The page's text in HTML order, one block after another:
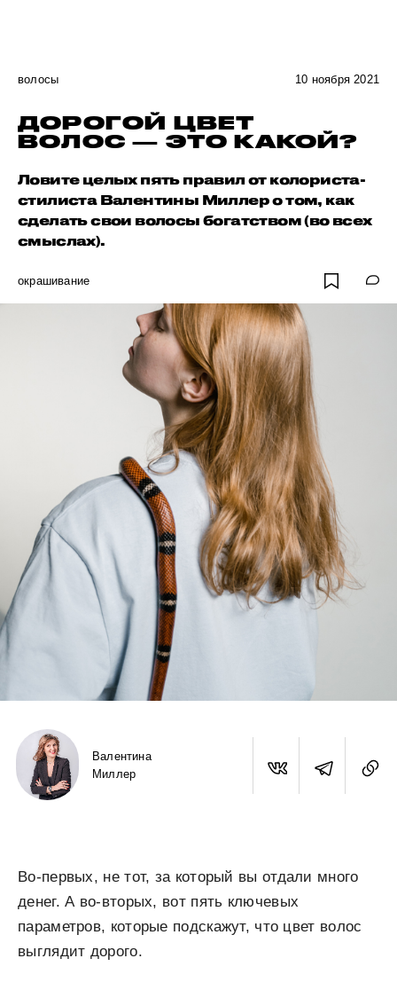
волосы 10 ноября 2021
ДОРОГОЙ ЦВЕТ
ВОЛОС — ЭТО КАКОЙ?
Ловите целых пять правил от колориста-
стилиста Валентины Миллер о том, как
сделать свои волосы богатством (во всех
смыслах).
окрашивание
Валентина
Миллер
Во-первых, не тот, за который вы отдали много
денег. А во-вторых, вот пять ключевых
параметров, которые подскажут, что цвет волос
выглядит дорого.